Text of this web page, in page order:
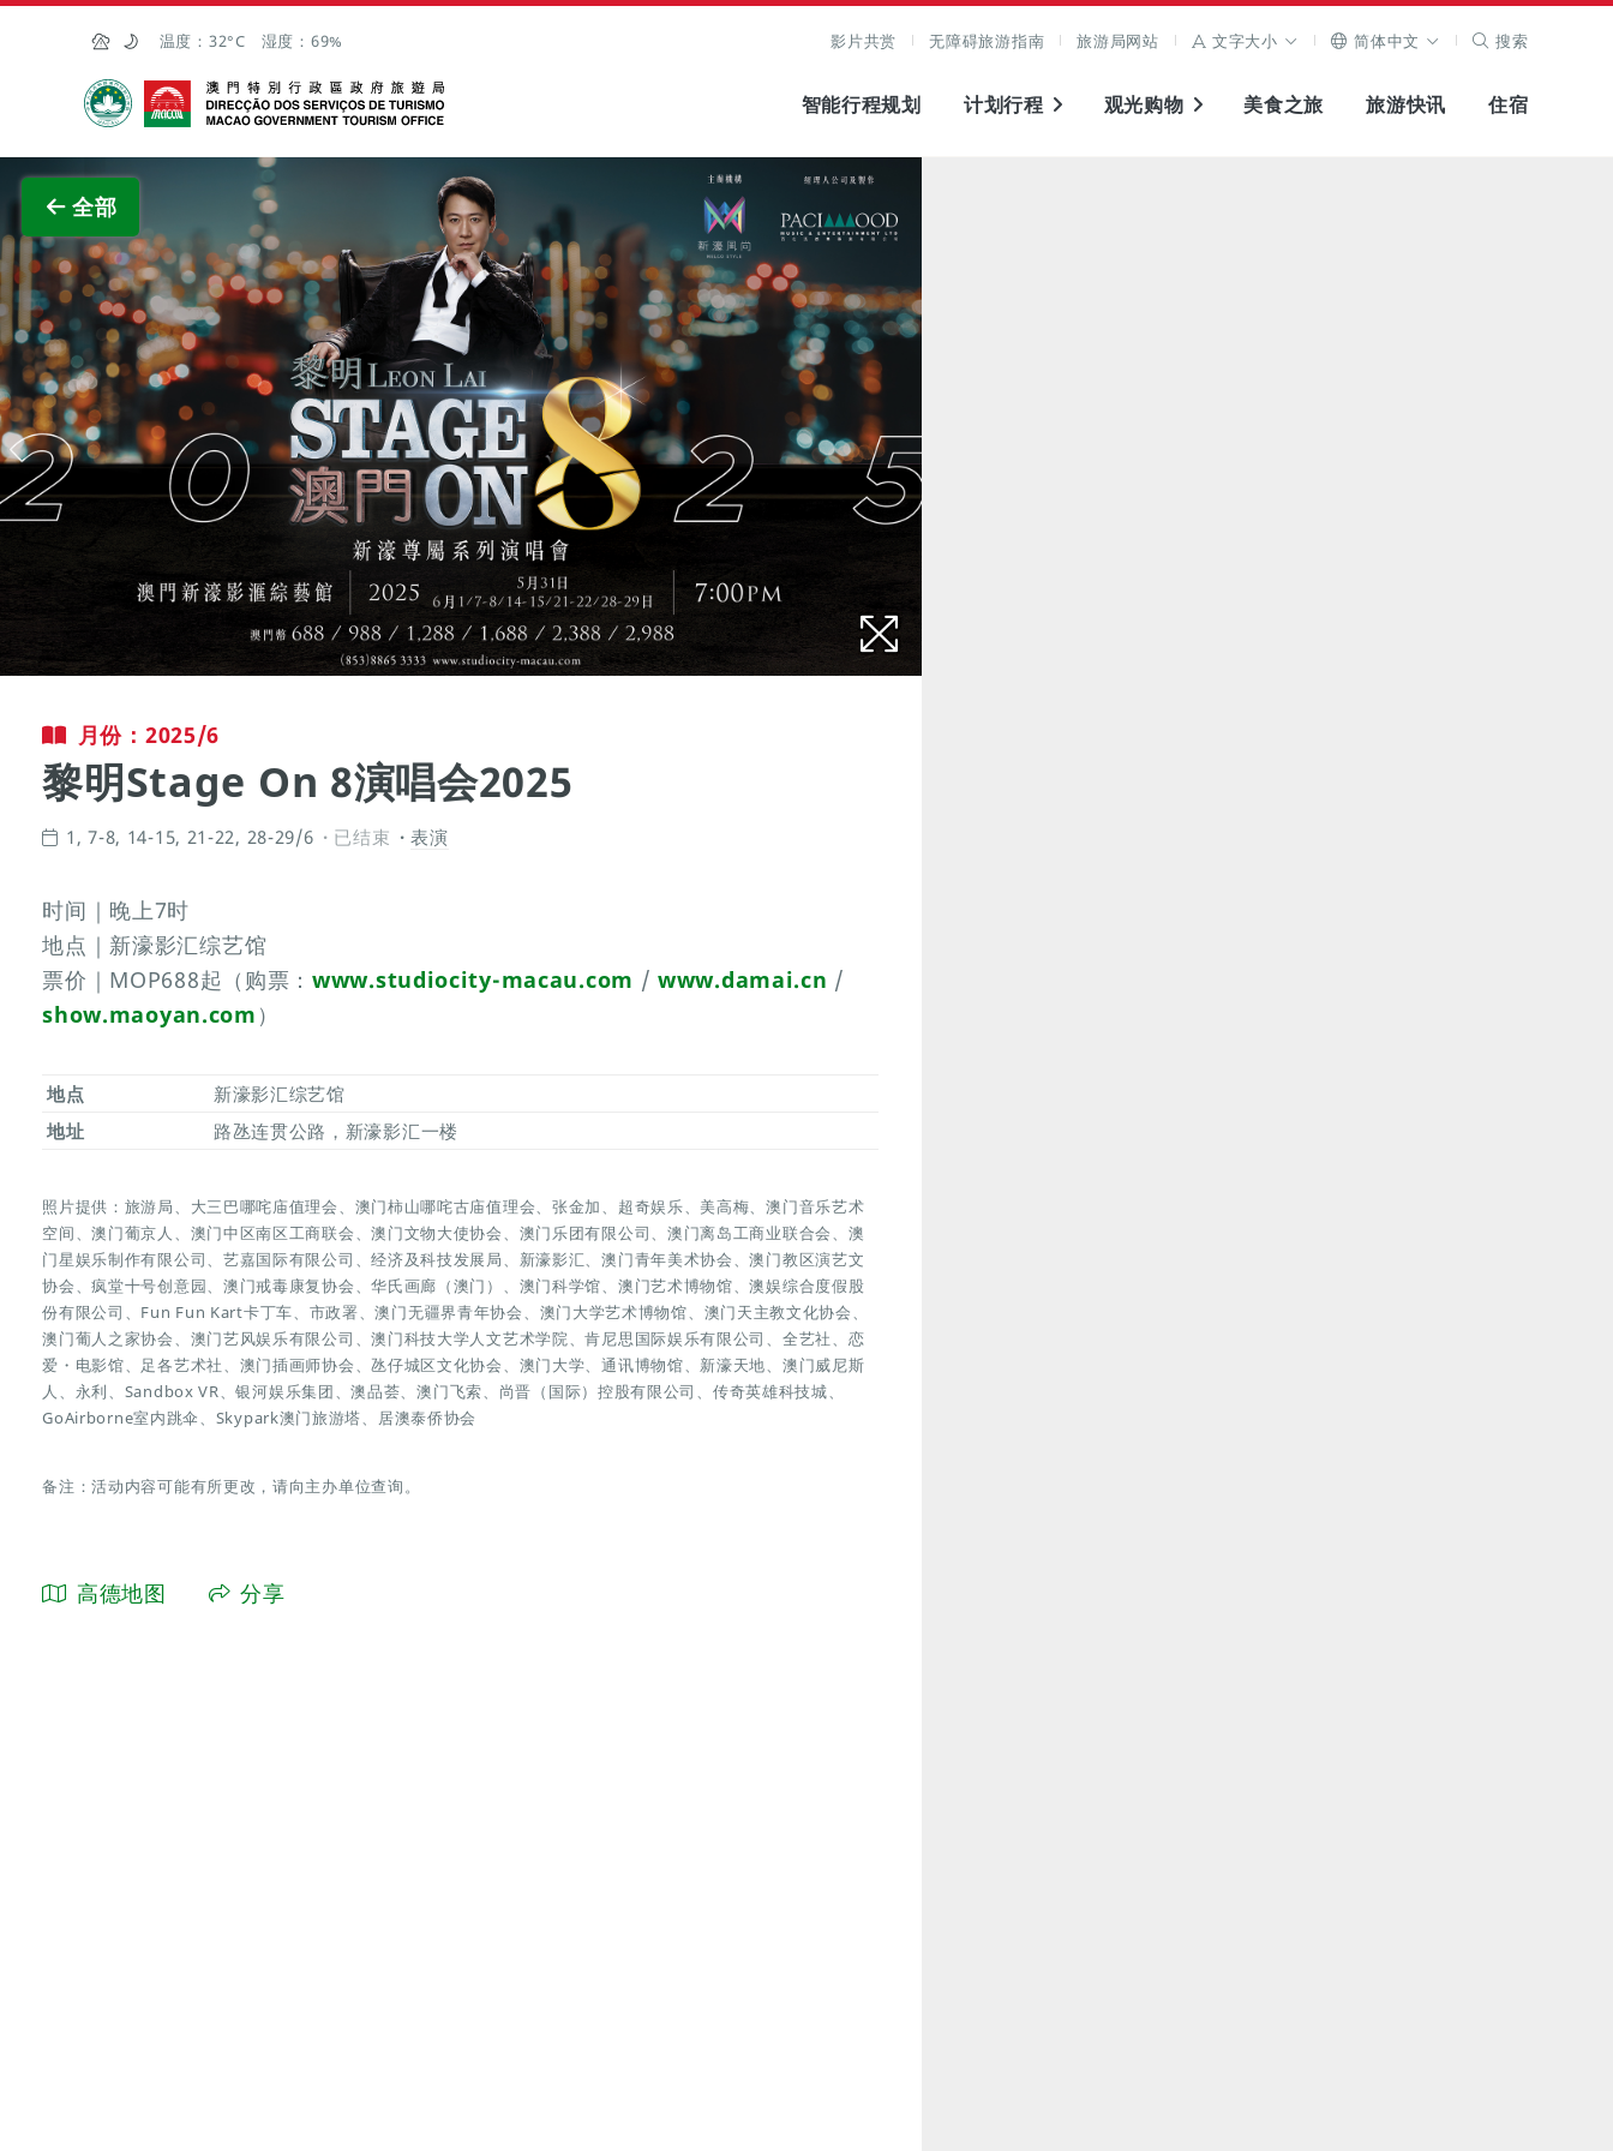
跳至主内容
温度： 32°C 湿度： 69% 影片共赏 无障碍旅游指南 旅游局网站 文字大小 简体中文 搜索
澳门特别行政区政府旅游局
智能行程规划 计划行程 观光购物 美食之旅 旅游快讯 住宿
全部
查看原图
月份：2025/6
黎明Stage On 8演唱会2025
1, 7-8, 14-15, 21-22, 28-29/6 已结束 表演
时间｜晚上7时
地点｜新濠影汇综艺馆
票价｜MOP688起（购票：www.studiocity-macau.com /www.damai.cn /
show.maoyan.com ）
地点
新濠影汇综艺馆
地址
路氹连贯公路，新濠影汇一楼
照片提供：旅游局、大三巴哪咤庙值理会、澳门柿山哪咤古庙值理会、张金加、超奇娱乐、美高梅、澳门音乐艺术
空间、澳门葡京人、澳门中区南区工商联会、澳门文物大使协会、澳门乐团有限公司、澳门离岛工商业联合会、澳
门星娱乐制作有限公司、艺嘉国际有限公司、经济及科技发展局、新濠影汇、澳门青年美术协会、澳门教区演艺文
协会、疯堂十号创意园、澳门戒毒康复协会、华氏画廊（澳门）、澳门科学馆、澳门艺术博物馆、澳娱综合度假股
份有限公司、Fun Fun Kart卡丁车、市政署、澳门无疆界青年协会、澳门大学艺术博物馆、澳门天主教文化协会、
澳门葡人之家协会、澳门艺风娱乐有限公司、澳门科技大学人文艺术学院、肯尼思国际娱乐有限公司、全艺社、恋
爱・电影馆、足各艺术社、澳门插画师协会、氹仔城区文化协会、澳门大学、通讯博物馆、新濠天地、澳门威尼斯
人、永利、Sandbox VR、银河娱乐集团、澳品荟、澳门飞索、尚晋（国际）控股有限公司、传奇英雄科技城、
GoAirborne室内跳伞、Skypark澳门旅游塔、居澳泰侨协会
备注：活动内容可能有所更改，请向主办单位查询。
高德地图 分享